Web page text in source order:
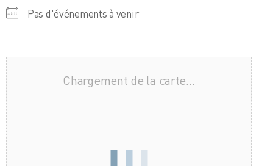
Pas d'événements à venir
Chargement de la carte…